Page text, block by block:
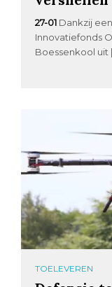
27-01 Dankzij
Innovatiefonds
Boessenkool uit
TOELEVEREN